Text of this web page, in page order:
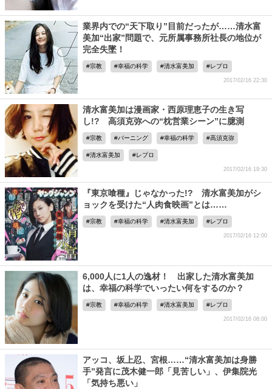
業界内での“天下取り”目前だったが……清水富
美加“出家”問題で、元所属事務所社長の地位が
完全失墜！
宗教 幸福の科学 清水富美加 レプロ
2017/02/16 22:30
清水富美加は漫画家・西原理恵子の生き写
し!? 高須克弥への“枕営業シーン”に臆測
宗教 バーニング 幸福の科学 高須克弥
清水富美加 レプロ
2017/02/16 19:30
『東京喰種』じゃなかった!? 清水富美加がシ
ョックを受けた“人肉食映画”とは……
宗教 幸福の科学 清水富美加 レプロ
2017/02/16 12:00
6,000人に1人の逸材！ 出家した清水富美加
は、幸福の科学でいったい何をするのか？
宗教 幸福の科学 清水富美加 レプロ
2017/02/16 08:00
アッコ、坂上忍、宮根……“清水富美加は身勝
手”発言に茂木健一郎「見苦しい」、伊集院光
「気持ち悪い」